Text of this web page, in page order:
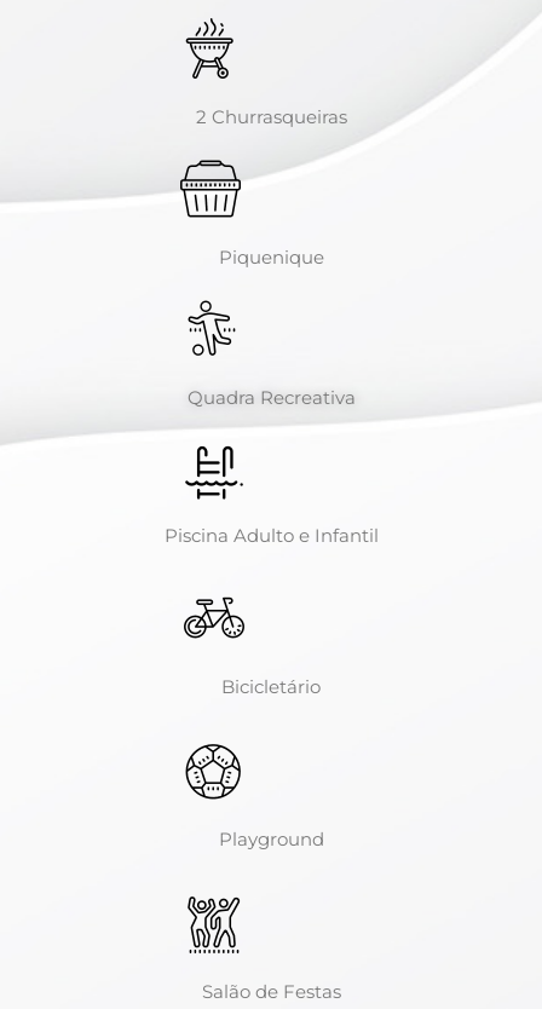
2 Churrasqueiras
Piquenique
Quadra Recreativa
Piscina Adulto e Infantil
Bicicletário
Playground
Salão de Festas